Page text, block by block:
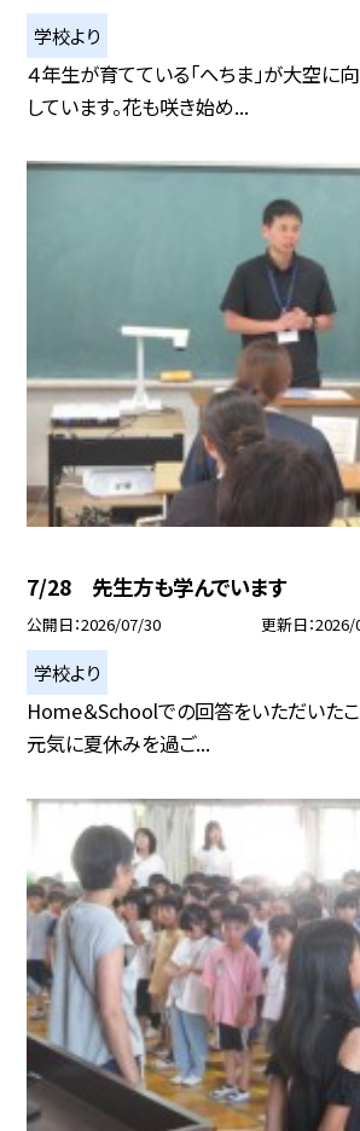
学校より
４年生が育てている「へちま」が大空に
しています。花も咲き始め...
7/28 先生方も学んでいます
公開日 2026/07/30 更新日 2026/
学校より
Home＆Schoolでの回答をいただいたこ
元気に夏休みを過ご...